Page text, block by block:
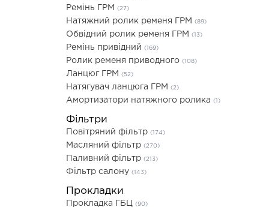
Ремінь ГРМ (27)
Натяжний ролик ременя ГРМ (89)
Обвідний ролик ременя ГРМ (13)
Ремінь привідний (169)
Ролик ременя приводного (108)
Ланцюг ГРМ (52)
Натягувач ланцюга ГРМ (2)
Амортизатори натяжного ролика (1)
Фільтри
Повітряний фільтр (174)
Масляний фільтр (270)
Паливний фільтр (213)
Фільтр салону (143)
Прокладки
Прокладка ГБЦ (90)